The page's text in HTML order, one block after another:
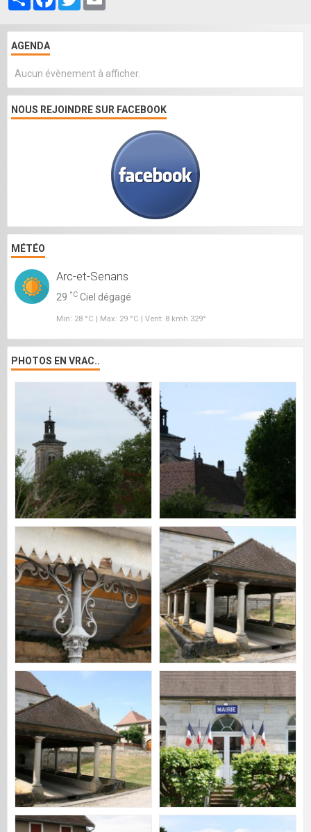
AGENDA
Aucun évènement à afficher.
NOUS REJOINDRE SUR FACEBOOK
MÉTÉO
Arc-et-Senans
29 °C Ciel dégagé
Min: 28 °C | Max: 29 °C | Vent: 8 kmh 329°
PHOTOS EN VRAC..